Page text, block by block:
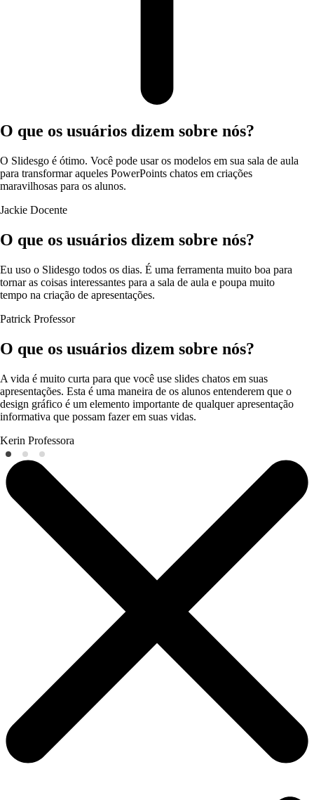
O que os usuários dizem sobre nós?
O Slidesgo é ótimo. Você pode usar os modelos em sua sala de aula
para transformar aqueles PowerPoints chatos em criações
maravilhosas para os alunos.
Jackie Docente
O que os usuários dizem sobre nós?
Eu uso o Slidesgo todos os dias. É uma ferramenta muito boa para
tornar as coisas interessantes para a sala de aula e poupa muito
tempo na criação de apresentações.
Patrick Professor
O que os usuários dizem sobre nós?
A vida é muito curta para que você use slides chatos em suas
apresentações. Esta é uma maneira de os alunos entenderem que o
design gráfico é um elemento importante de qualquer apresentação
informativa que possam fazer em suas vidas.
Kerin Professora